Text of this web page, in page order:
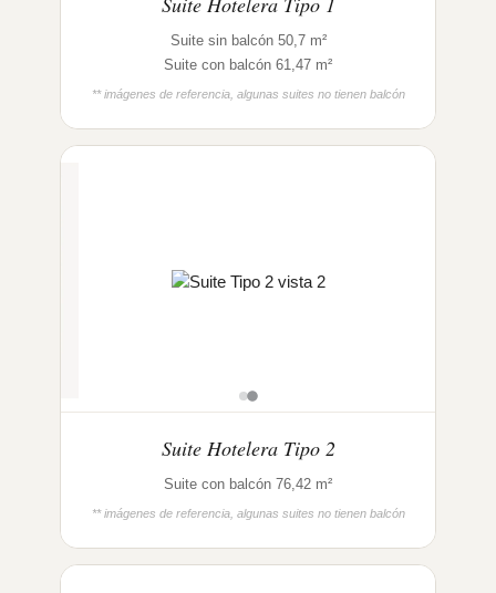
Suite sin balcón 50,7 m²
Suite con balcón 61,47 m²
** imágenes de referencia, algunas suites no tienen balcón
Suite Hotelera Tipo 2
Suite con balcón 76,42 m²
** imágenes de referencia, algunas suites no tienen balcón